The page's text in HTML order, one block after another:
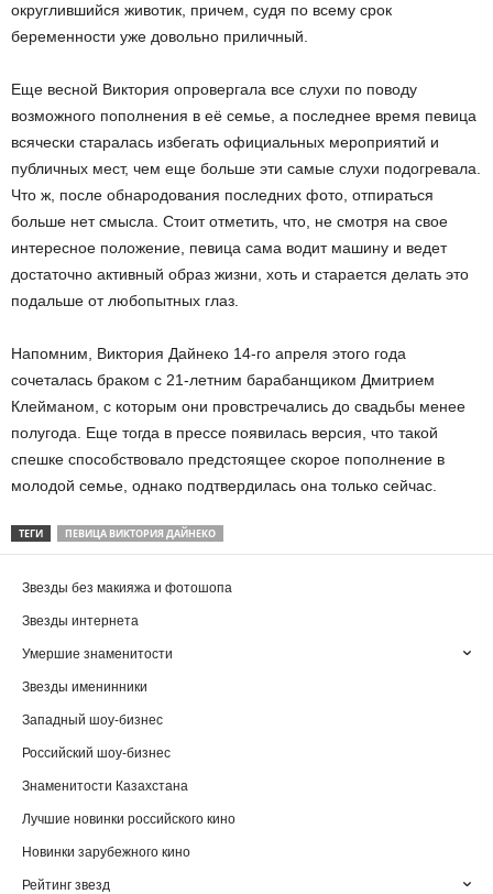
округлившийся животик, причем, судя по всему срок
беременности уже довольно приличный.
Еще весной Виктория опровергала все слухи по поводу
возможного пополнения в её семье, а последнее время певица
всячески старалась избегать официальных мероприятий и
публичных мест, чем еще больше эти самые слухи подогревала.
Что ж, после обнародования последних фото, отпираться
больше нет смысла. Стоит отметить, что, не смотря на свое
интересное положение, певица сама водит машину и ведет
достаточно активный образ жизни, хоть и старается делать это
подальше от любопытных глаз.
Напомним, Виктория Дайнеко 14-го апреля этого года
сочеталась браком с 21-летним барабанщиком Дмитрием
Клейманом, с которым они провстречались до свадьбы менее
полугода. Еще тогда в прессе появилась версия, что такой
спешке способствовало предстоящее скорое пополнение в
молодой семье, однако подтвердилась она только сейчас.
ТЕГИ ПЕВИЦА ВИКТОРИЯ ДАЙНЕКО
Звезды без макияжа и фотошопа
Звезды интернета
Умершие знаменитости
Звезды именинники
Западный шоу-бизнес
Российский шоу-бизнес
Знаменитости Казахстана
Лучшие новинки российского кино
Новинки зарубежного кино
Рейтинг звезд